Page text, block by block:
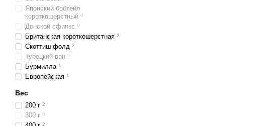
Японский бобтейл
короткошерстный 0
Донской сфинкс 0
Британская короткошерстная 2
Скоттиш-фолд 2
Турецкий ван 0
Бурмилла 1
Европейская 1
Вес
200 г 2
300 г 0
2